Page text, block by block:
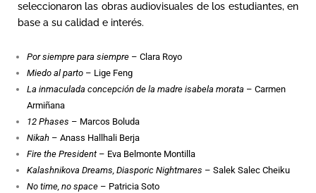
seleccionaron las obras audiovisuales de los estudiantes, en
base a su calidad e interés.
Por siempre para siempre– Clara Royo
Miedo al parto – Lige Feng
La inmaculada concepción de la madre isabela morata – Carmen
Armiñana
12 Phases – Marcos Boluda
Nikah– Anass Hallhali Berja
Fire the President– Eva Belmonte Montilla
Kalashnikova Dreams, Diasporic Nightmares – Salek Salec Cheiku
No time, no space– Patricia Soto